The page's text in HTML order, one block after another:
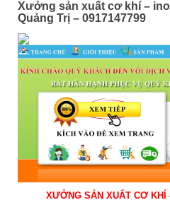
Xưởng sản xuất cơ khí –
Quảng Trị – 0917147799
XƯỞNG SẢN XUẤT CƠ KHÍ